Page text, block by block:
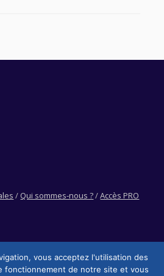
/ Qui sommes-nous ?/Accès PRO
vous acceptez l'utilisation des
fonctionnement de notre site et vous